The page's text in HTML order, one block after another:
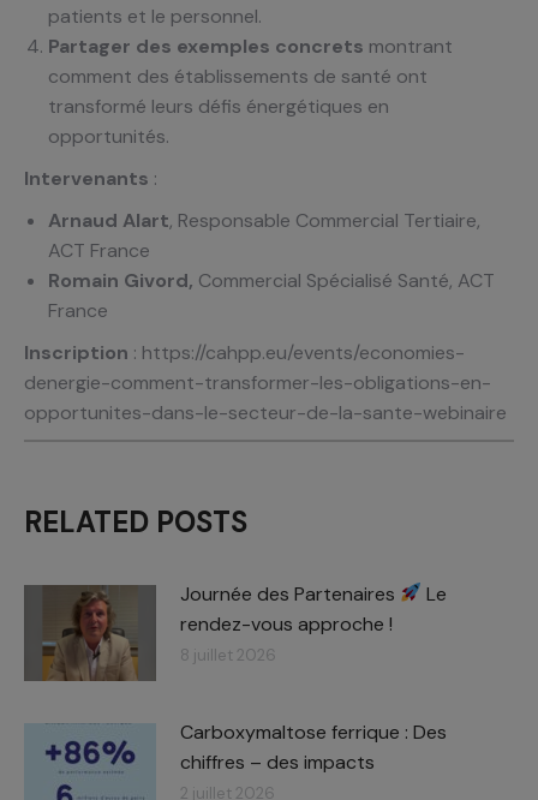
patients et le personnel.
Partager des exemples concrets montrant
comment des établissements de santé ont
transformé leurs défis énergétiques en
opportunités.
Intervenants :
Arnaud Alart, Responsable Commercial Tertiaire,
ACT France
Romain Givord, Commercial Spécialisé Santé, ACT
France
Inscription : https://cahpp.eu/events/economies-
denergie-comment-transformer-les-obligations-en-
opportunites-dans-le-secteur-de-la-sante-webinaire
RELATED POSTS
Journée des Partenaires
Le
rendez-vous approche !
8 juillet 2026
Carboxymaltose ferrique : Des
chiffres – des impacts​
2 juillet 2026